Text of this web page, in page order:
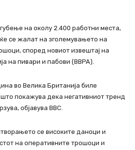
на околу 2.400 работни места,
се жалат на зголемувањето на
според новиот извештај на
на пивари и пабови (BBPA).
во Велика Британија биле
покажува дека негативниот тренд
објавува BBC.
се високите даноци и
на оперативните трошоци и